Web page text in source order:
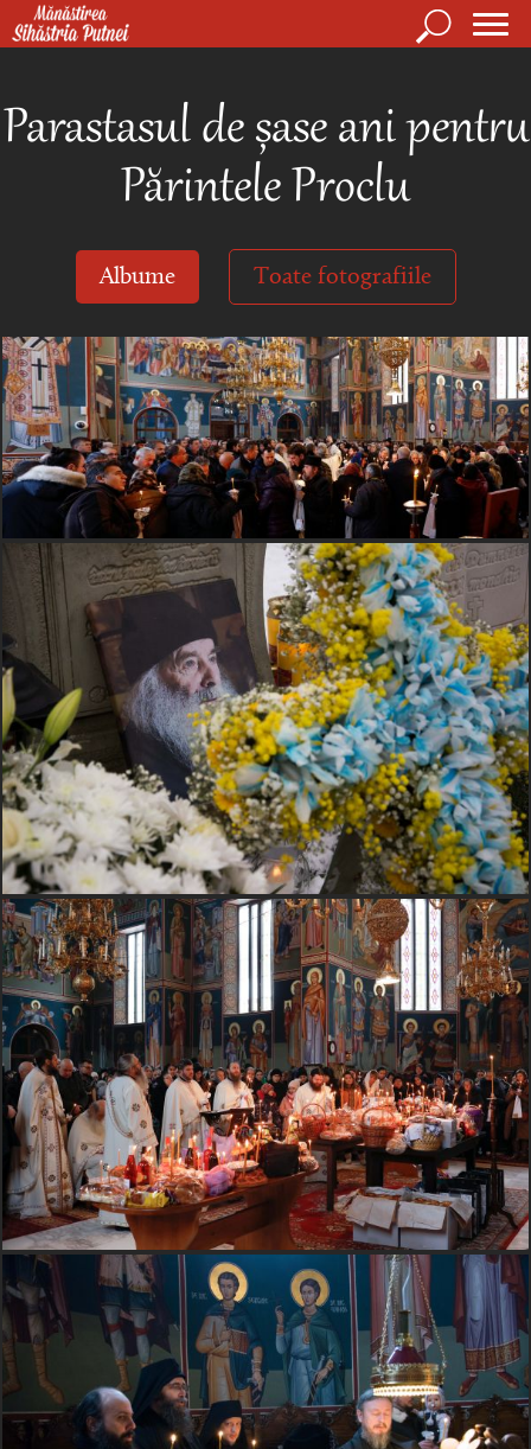
Mergi la conţinutul principal
Căutare
Parastasul de șase ani pentru
Părintele Proclu
Albume Toate fotografiile